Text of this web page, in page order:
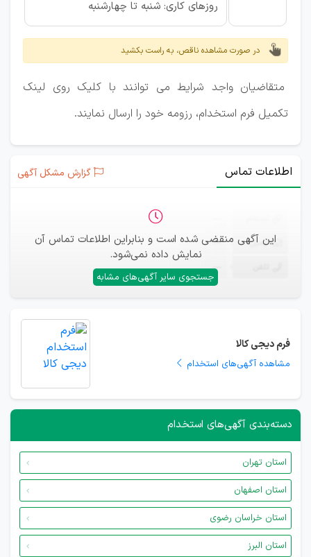
روزهای کاری: شنبه تا چهارشنبه
در صورت مشاهده ناقص، به راست بکشید
متقاضیان واجد شرایط می توانند با کلیک روی لینک
تکمیل فرم استخدام، رزومه خود را ارسال نمایند.
اطلاعات تماس گزارش مشکل آگهی
این آگهی منقضی شده است و بنابراین اطلاعات تماس آن
نمایش داده نمی‌شود.
جستجوی سایر آگهی‌های مشابه
ایمیل —
—
فرم دیجی کالا
مشاهده آگهی‌های استخدام
دسته‌بندی آگهی‌های استخدام
استان تهران
استان اصفهان
استان خراسان رضوی
استان البرز